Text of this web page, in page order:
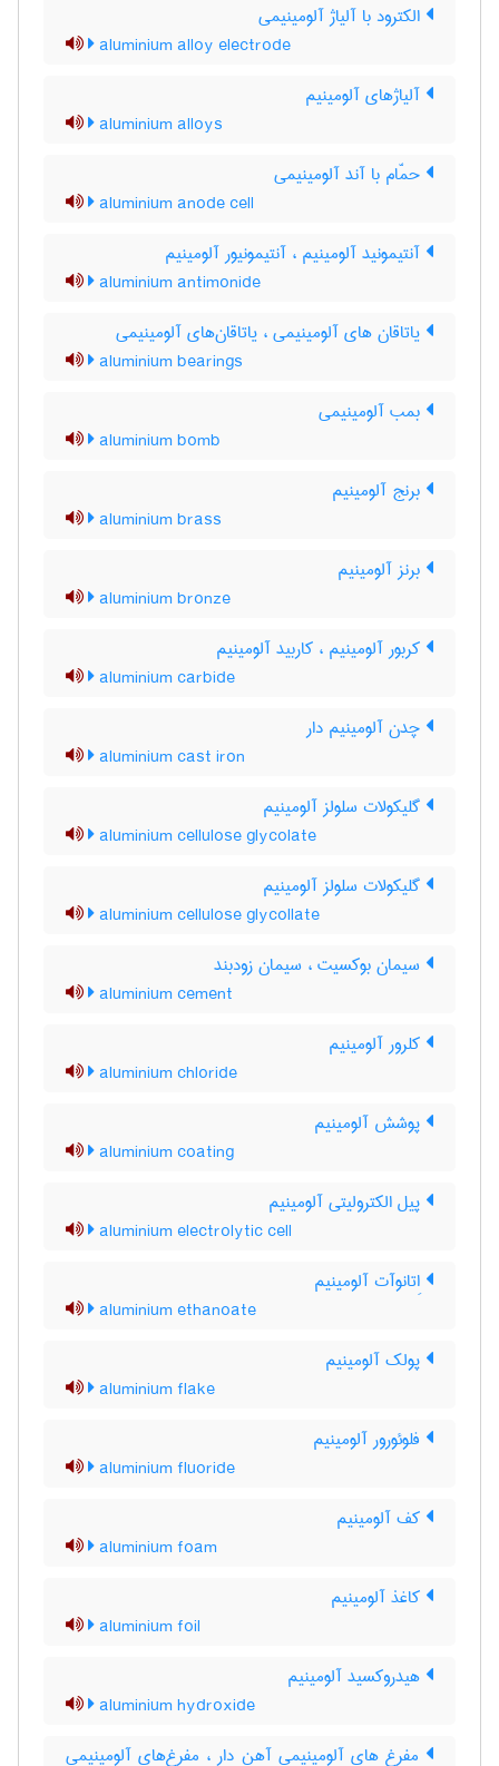
الکترود با آلیاژ آلومینیمی
aluminium alloy electrode
آلیاژهای آلومینیم
aluminium alloys
حمّام با آند آلومینیمی
aluminium anode cell
آنتیمونید آلومینیم ، آنتیمونیور آلومینیم
aluminium antimonide
یاتاقان های آلومینیمی ، یاتاقان‌های آلومینیمی
aluminium bearings
بمب آلومینیمی
aluminium bomb
برنج آلومینیم
aluminium brass
برنز آلومینیم
aluminium bronze
کربور آلومینیم ، کاربید آلومینیم
aluminium carbide
چدن آلومینیم دار
aluminium cast iron
گلیکولات سلولز آلومینیم
aluminium cellulose glycolate
گلیکولات سلولز آلومینیم
aluminium cellulose glycollate
سیمان بوکسیت ، سیمان زودبند
aluminium cement
کلرور آلومینیم
aluminium chloride
پوشش آلومینیم
aluminium coating
پیل الکترولیتی آلومینیم
aluminium electrolytic cell
اِتانوآت آلومینیم
aluminium ethanoate
پولک آلومینیم
aluminium flake
فلوئورور آلومینیم
aluminium fluoride
کف آلومینیم
aluminium foam
کاغذ آلومینیم
aluminium foil
هیدروکسید آلومینیم
aluminium hydroxide
مفرغ های آلومینیمی آهن دار ، مفرغ‌های آلومینیمی